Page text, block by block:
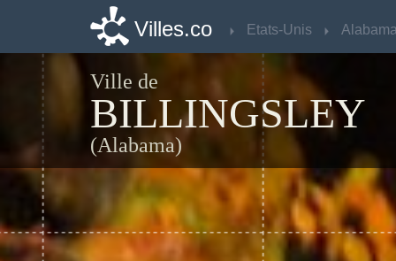
Villes.co Etats-Unis Alabama
Ville de
BILLINGSLEY
(Alabama)
Villes.co Etats-Unis Alabama